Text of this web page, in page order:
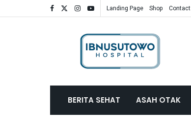
Landing Page Shop Contact
BERITA SEHAT ASAH OTAK